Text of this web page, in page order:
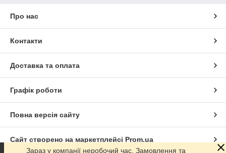
Про нас
Контакти
Доставка та оплата
Графік роботи
Повна версія сайту
Сайт створено на маркетплейсі Prom.ua
Зараз у компанії неробочий час. Замовлення та